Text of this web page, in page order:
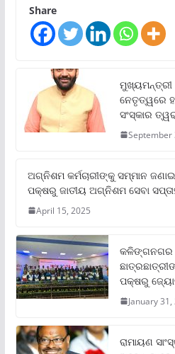
Share
ମୁଖ୍ୟମନ୍ତ୍ରୀ
ନେତୃତ୍ୱରେ
ସଂସ୍କାର
September
ଅଗ୍ନିଶମ କର୍ମଚାରୀଙ୍କୁ ସମ୍ମାନ
ପକ୍ଷରୁ ଜାତୀୟ ଅଗ୍ନିଶମ ସେବା
April 15, 2025
କଳିଙ୍ଗନଗର
ପକ୍ଷରୁ
January 31,
ରାମାୟଣ